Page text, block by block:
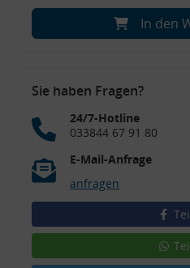
In den
Sie haben Fragen?
24/7-Hotline
033844 67 91 80
E-Mail-Anfrage
anfragen